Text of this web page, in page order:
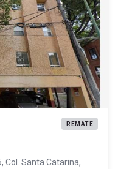
REMATE
Col. Santa Catarina,